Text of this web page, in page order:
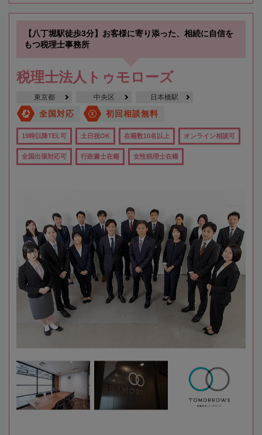
【八丁堀駅徒歩3分】お客様に寄り添った、相続に自信を
もつ税理士事務所
税理士法人トゥモローズ
東京都 中央区 日本橋駅
全国対応 初回相談無料
19時以降TEL可 土日祝OK 在籍数10名以上 オンライン相談可
全国出張対応可 行政書士在籍 女性税理士在籍